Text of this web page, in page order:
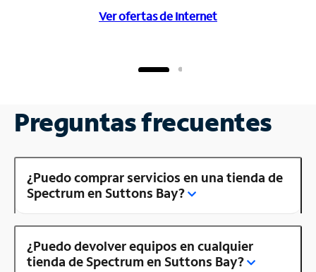
Ver ofertas de Internet
Preguntas frecuentes
¿Puedo comprar servicios en una tienda de
Spectrum en Suttons Bay?
¿Puedo devolver equipos en cualquier
tienda de Spectrum en Suttons Bay?